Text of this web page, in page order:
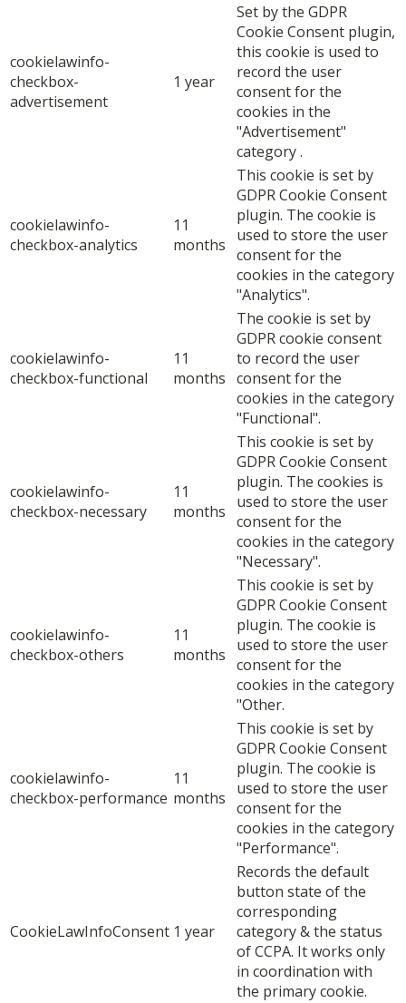
cookielawinfo-
checkbox-
advertisement
1 year
Set by the GDPR
Cookie Consent plugin,
this cookie is used to
record the user
consent for the
cookies in the
"Advertisement"
category .
cookielawinfo-
checkbox-analytics
11
months
This cookie is set by
GDPR Cookie Consent
plugin. The cookie is
used to store the user
consent for the
cookies in the category
"Analytics".
cookielawinfo-
checkbox-functional
11
months
The cookie is set by
GDPR cookie consent
to record the user
consent for the
cookies in the category
"Functional".
cookielawinfo-
checkbox-necessary
11
months
This cookie is set by
GDPR Cookie Consent
plugin. The cookies is
used to store the user
consent for the
cookies in the category
"Necessary".
cookielawinfo-
checkbox-others
11
months
This cookie is set by
GDPR Cookie Consent
plugin. The cookie is
used to store the user
consent for the
cookies in the category
"Other.
cookielawinfo-
checkbox-performance
11
months
This cookie is set by
GDPR Cookie Consent
plugin. The cookie is
used to store the user
consent for the
cookies in the category
"Performance".
CookieLawInfoConsent 1 year
Records the default
button state of the
corresponding
category & the status
of CCPA. It works only
in coordination with
the primary cookie.